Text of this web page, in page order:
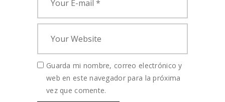
Guarda mi nombre, correo electrónico y
web en este navegador para la próxima
vez que comente.